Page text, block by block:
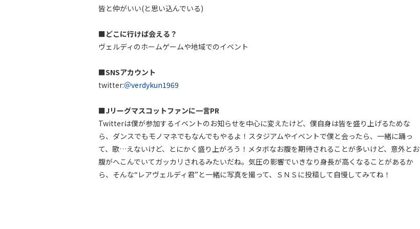
皆と仲がいい(と思い込んでいる)
■どこに行けば会える？
ヴェルディのホームゲームや地域でのイベント
■SNSアカウント
twitter:＠verdykun1969
■Jリーグマスコットファンに一言PR
Twitterは僕が参加するイベントのお知らせを中心に変えたけど、僕自身は皆を盛り上げるためな
ら、ダンスでもモノマネでもなんでもやるよ！スタジアムやイベントで僕と会ったら、一緒に踊っ
て、歌…えないけど、とにかく盛り上がろう！メタボなお腹を期待されることが多いけど、意外とお
腹がへこんでいてガッカリされるみたいだね。気圧の影響でいきなり身長が高くなることがあるか
ら、そんな“レアヴェルディ君”と一緒に写真を撮って、ＳＮＳに投稿して自慢してみてね！